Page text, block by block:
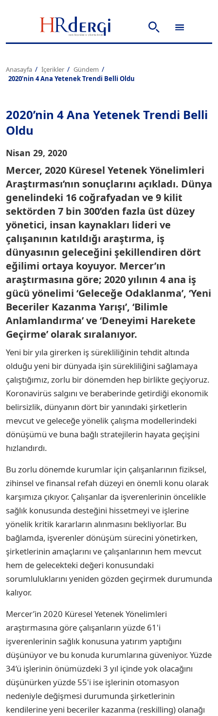
Anasayfa İçerikler
Gündem
2020’nin 4 Ana Yetenek Trendi Belli Oldu
2020’nin 4 Ana Yetenek Trendi Belli
Oldu
Nisan 29, 2020
Mercer, 2020 Küresel Yetenek Yönelimleri
Araştırması’nın sonuçlarını açıkladı. Dünya
genelindeki 16 coğrafyadan ve 9 kilit
sektörden 7 bin 300’den fazla üst düzey
yönetici, insan kaynakları lideri ve
çalışanının katıldığı araştırma, iş
dünyasının geleceğini şekillendiren dört
eğilimi ortaya koyuyor. Mercer’ın
araştırmasına göre; 2020 yılının 4 ana iş
gücü yönelimi ‘Geleceğe Odaklanma’, ‘Yeni
Beceriler Kazanma Yarışı’, ‘Bilimle
Anlamlandırma’ ve ‘Deneyimi Harekete
Geçirme’ olarak sıralanıyor.
Yeni bir yıla girerken iş sürekliliğinin tehdit altında
olduğu yeni bir dünyada işin sürekliliğini sağlamaya
çalıştığımız, zorlu bir dönemden hep birlikte geçiyoruz.
Koronavirüs salgını ve beraberinde getirdiği ekonomik
belirsizlik, dünyanın dört bir yanındaki şirketlerin
mevcut ve geleceğe yönelik çalışma modellerindeki
dönüşümü ve buna bağlı stratejilerin hayata geçişini
hızlandırdı.
Bu zorlu dönemde kurumlar için çalışanlarının fiziksel,
zihinsel ve finansal refah düzeyi en önemli konu olarak
karşımıza çıkıyor. Çalışanlar da işverenlerinin öncelikle
sağlık konusunda desteğini hissetmeyi ve işlerine
yönelik kritik kararların alınmasını bekliyorlar. Bu
bağlamda, işverenler dönüşüm sürecini yönetirken,
şirketlerinin amaçlarını ve çalışanlarının hem mevcut
hem de gelecekteki değeri konusundaki
sorumluluklarını yeniden gözden geçirmek durumunda
kalıyor.
Mercer’in 2020 Küresel Yetenek Yönelimleri
araştırmasına göre çalışanların yüzde 61'i
işverenlerinin sağlık konusuna yatırım yaptığını
düşünüyor ve bu konuda kurumlarına güveniyor. Yüzde
34’ü işlerinin önümüzdeki 3 yıl içinde yok olacağını
düşünürken yüzde 55'i ise işlerinin otomasyon
nedeniyle değişmesi durumunda şirketlerinin
kendilerine yeni beceriler kazanma (reskilling) olanağı